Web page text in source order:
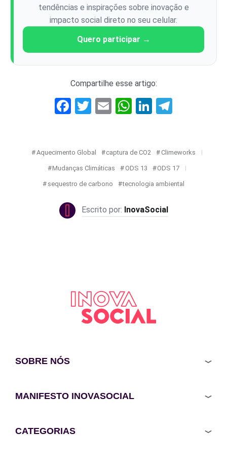
tendências e inspirações sobre inovação e
impacto social direto no seu celular.
Quero participar →
Compartilhe esse artigo:
Facebook
Twitter
EmailWhatsApp
LinkedIn
Aquecimento Global captura de CO2 Climeworks
Mudanças Climáticas ODS 13 ODS 17
sequestro de carbono tecnologia ambiental
InovaSocial
SOBRE NÓS
MANIFESTO INOVASOCIAL
CATEGORIAS